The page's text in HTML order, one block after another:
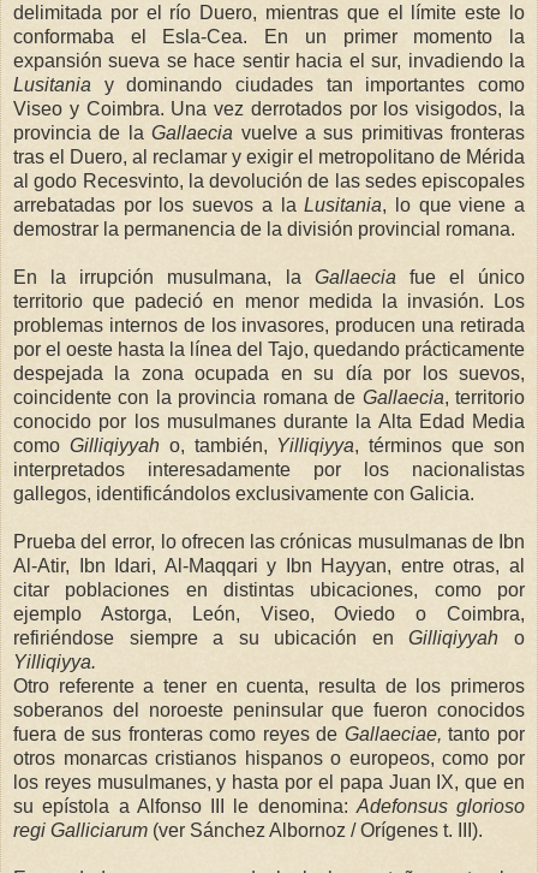
delimitada por el río Duero, mientras que el límite este lo
conformaba el Esla-Cea. En un primer momento la
expansión sueva se hace sentir hacia el sur, invadiendo la
Lusitania y dominando ciudades tan importantes como
Viseo y Coimbra. Una vez derrotados por los visigodos, la
provincia de
laGallaecia vuelve a sus primitivas fronteras
tras el Duero, al reclamar y exigir el metropolitano de Mérida
al godo Recesvinto, la devolución de las sedes episcopales
arrebatadas por los suevos a
laLusitania, lo que viene a
demostrar la permanencia de la división provincial romana.
En la irrupción musulmana, la Gallaecia fue el único
territorio que padeció en menor medida la invasión. Los
problemas internos de los invasores, producen una retirada
por el oeste hasta la línea del Tajo, quedando prácticamente
despejada la zona ocupada en su día por los suevos,
coincidente con la provincia romana de Gallaecia, territorio
conocido por los musulmanes durante la Alta Edad Media
como Gilliqiyyaho, también, Yilliqiyya, términos que son
interpretados interesadamente por los nacionalistas
gallegos, identificándolos exclusivamente con Galicia.
Prueba del error, lo ofrecen las crónicas musulmanas de Ibn
Al-Atir, Ibn Idari, Al-Maqqari y Ibn Hayyan, entre otras, al
citar poblaciones en distintas ubicaciones, como por
ejemplo Astorga, León, Viseo, Oviedo o Coimbra,
refiriéndose siempre a su ubicación enGilliqiyyaho
Yilliqiyya.
Otro referente a tener en cuenta, resulta de los primeros
soberanos del noroeste peninsular que fueron conocidos
fuera de sus fronteras como reyes de Gallaeciae, tanto por
otros monarcas cristianos hispanos o europeos, como por
los reyes musulmanes, y hasta por el papa Juan IX, que en
su epístola a Alfonso III le denomina: Adefonsus glorioso
regi Galliciarum (ver Sánchez Albornoz / Orígenes t. III).